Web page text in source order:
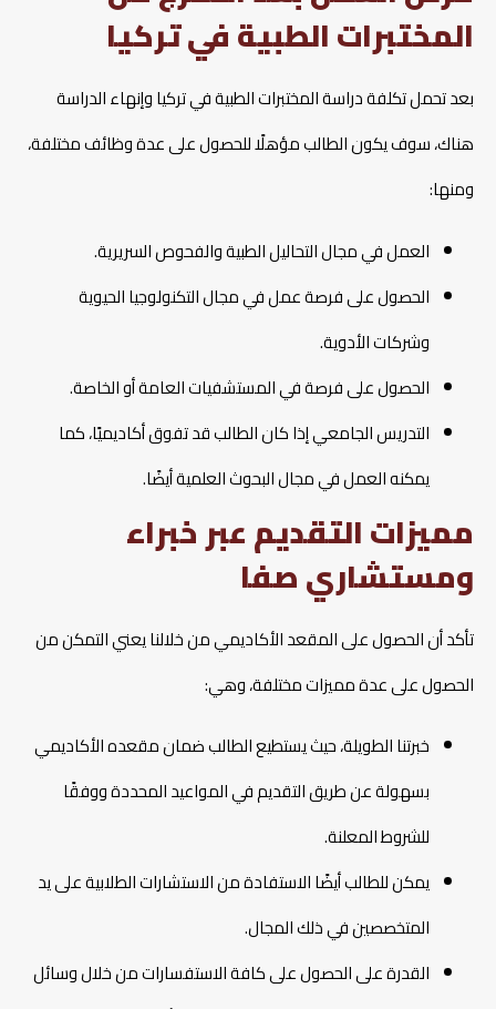
المختبرات الطبية في تركيا
بعد تحمل تكلفة دراسة المختبرات الطبية في تركيا وإنهاء الدراسة
هناك، سوف يكون الطالب مؤهلًا للحصول على عدة وظائف مختلفة،
ومنها:
العمل في مجال التحاليل الطبية والفحوص السريرية.
الحصول على فرصة عمل في مجال التكنولوجيا الحيوية
وشركات الأدوية.
الحصول على فرصة في المستشفيات العامة أو الخاصة.
التدريس الجامعي إذا كان الطالب قد تفوق أكاديميًا، كما
يمكنه العمل في مجال البحوث العلمية أيضًا.
مميزات التقديم عبر خبراء
ومستشاري صفا
تأكد أن الحصول على المقعد الأكاديمي من خلالنا يعني التمكن من
الحصول على عدة مميزات مختلفة، وهي:
خبرتنا الطويلة، حيث يستطيع الطالب ضمان مقعده الأكاديمي
بسهولة عن طريق التقديم في المواعيد المحددة ووفقًا
للشروط المعلنة.
يمكن للطالب أيضًا الاستفادة من الاستشارات الطلابية على يد
المتخصصين في ذلك المجال.
القدرة على الحصول على كافة الاستفسارات من خلال وسائل